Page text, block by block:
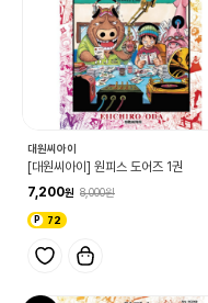
대원씨아이
[대원씨아이] 원피스 도어즈 1권
7,200
8,000
72